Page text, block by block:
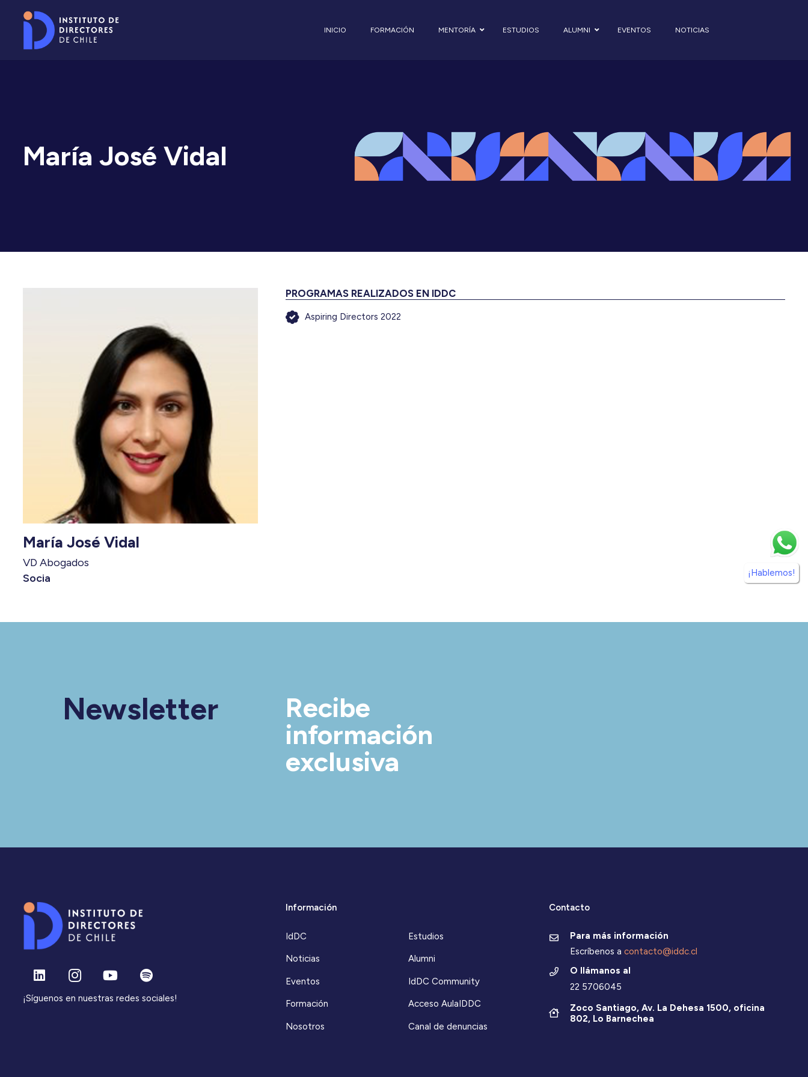
INICIO FORMACIÓN MENTORÍA ESTUDIOS ALUMNI EVENTOS NOTICIAS
María José Vidal
María José Vidal
VD Abogados
Socia
PROGRAMAS REALIZADOS EN IDDC
Aspiring Directors 2022
Newsletter
Recibe
información
exclusiva
¡Síguenos en nuestras redes sociales!
Información
IdDC
Noticias
Eventos
Formación
Nosotros
Estudios
Alumni
IdDC Community
Acceso AulaIDDC
Canal de denuncias
Contacto
Para más información
Escríbenos a contacto@iddc.cl
O llámanos al
22 5706045
Zoco Santiago, Av. La Dehesa 1500, oficina
802, Lo Barnechea
¡Hablemos!